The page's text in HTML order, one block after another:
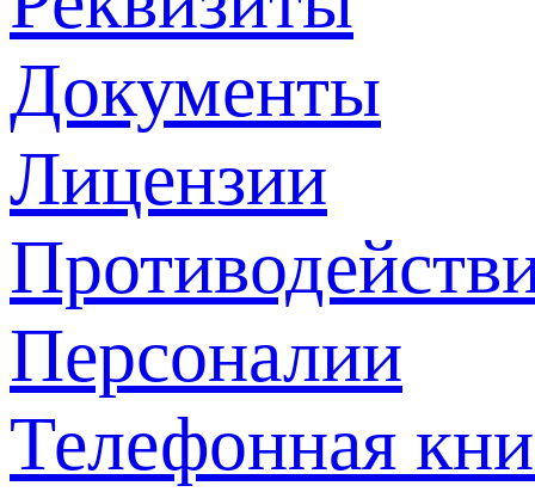
Документы
Лицензии
Персоналии
Телефонная